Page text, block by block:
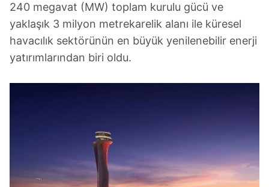
240 megavat (MW) toplam kurulu gücü ve
yaklaşık 3 milyon metrekarelik alanı ile küresel
havacılık sektörünün en büyük yenilenebilir enerji
yatırımlarından biri oldu.